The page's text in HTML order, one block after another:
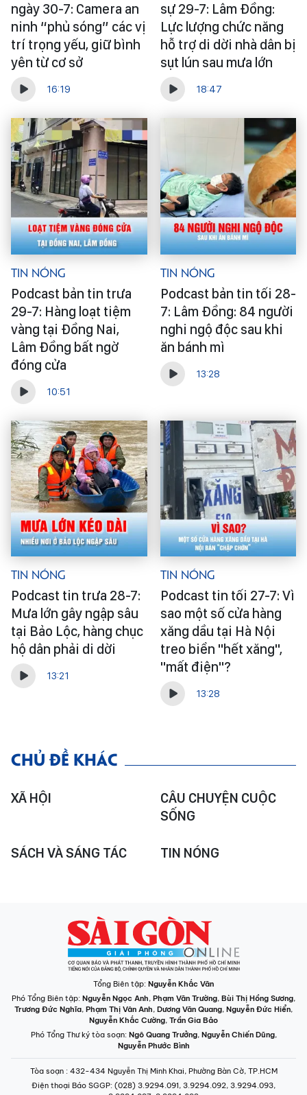
ngày 30-7: Camera an
ninh “phủ sóng” các vị
trí trọng yếu, giữ bình
yên từ cơ sở
16:19
sự 29-7: Lâm Đồng:
Lực lượng chức năng
hỗ trợ di dời nhà dân bị
sụt lún sau mưa lớn
18:47
Tin Nóng
Podcast bản tin trưa
29-7: Hàng loạt tiệm
vàng tại Đồng Nai,
Lâm Đồng bất ngờ
đóng cửa
10:51
Tin Nóng
Podcast bản tin tối 28-
7: Lâm Đồng: 84 người
nghi ngộ độc sau khi
ăn bánh mì
13:28
Tin Nóng
Podcast tin trưa 28-7:
Mưa lớn gây ngập sâu
tại Bảo Lộc, hàng chục
hộ dân phải di dời
13:21
Tin Nóng
Podcast tin tối 27-7: Vì
sao một số cửa hàng
xăng dầu tại Hà Nội
treo biển "hết xăng",
"mất điện"?
13:28
CHỦ ĐỀ KHÁC
XÃ HỘI
CÂU CHUYỆN CUỘC
SỐNG
SÁCH VÀ SÁNG TÁC TIN NÓNG
Tổng Biên tập: Nguyễn Khắc Văn
Phó Tổng Biên tập: Nguyễn Ngọc Anh, Phạm Văn Trường, Bùi Thị Hồng Sương,
Trương Đức Nghĩa, Phạm Thị Vân Anh, Dương Văn Quang, Nguyễn Đức Hiển,
Nguyễn Khắc Cường, Trần Gia Bảo
Phó Tổng Thư ký tòa soạn: Ngô Quang Trưởng, Nguyễn Chiến Dũng,
Nguyễn Phước Bình
Tòa soạn : 432-434 Nguyễn Thị Minh Khai, Phường Bàn Cờ, TP.HCM
Điện thoại Báo SGGP: (028) 3.9294.091, 3.9294.092, 3.9294.093,